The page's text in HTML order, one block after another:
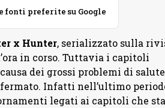
fonti preferite su Google
x Hunter, serializzato sulla
in corso. Tuttavia i capitoli
dei grossi problemi di
Infatti nell’ultimo
legati ai capitoli che sta